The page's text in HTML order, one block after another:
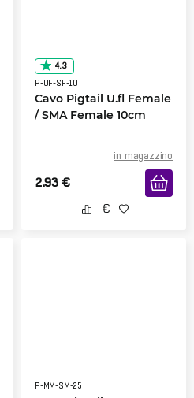
4.3
P-UF-SF-10
Cavo Pigtail U.fl Female
/ SMA Female 10cm
in magazzino
2.93 €
P-MM-SM-25